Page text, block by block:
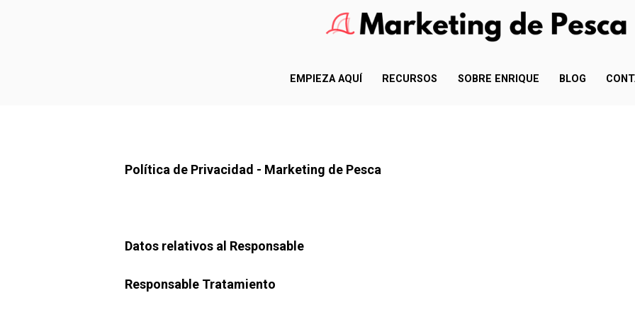
EMPIEZA AQUÍ RECURSOS SOBRE ENRIQUE BLOG
Política de Privacidad - Marketing de Pesca
Datos relativos al Responsable
Responsable Tratamiento